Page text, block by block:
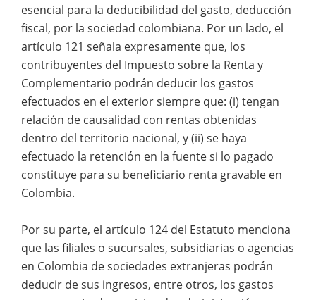
esencial para la deducibilidad del gasto, deducción
fiscal, por la sociedad colombiana. Por un lado, el
artículo 121 señala expresamente que, los
contribuyentes del Impuesto sobre la Renta y
Complementario podrán deducir los gastos
efectuados en el exterior siempre que: (i) tengan
relación de causalidad con rentas obtenidas
dentro del territorio nacional, y (ii) se haya
efectuado la retención en la fuente si lo pagado
constituye para su beneficiario renta gravable en
Colombia.
Por su parte, el artículo 124 del Estatuto menciona
que las filiales o sucursales, subsidiarias o agencias
en Colombia de sociedades extranjeras podrán
deducir de sus ingresos, entre otros, los gastos